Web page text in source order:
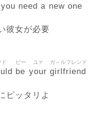
you need a new one
彼女が必要
ド
be
ビー
your
ユァ
girlfriend
ガ～ルフレンド
ピッタリよ